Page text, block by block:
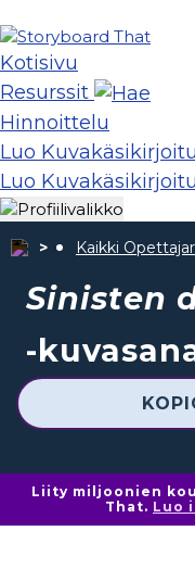
Kotisivu
Resurssit
Hinnoittelu
Luo
Luo
Kaikki
Sinisten
-
Liity miljoonien
That. Luo